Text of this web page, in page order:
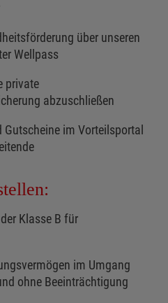
über unseren
Wellpass
private
abzuschließen
Gutscheine im Vorteilsportal
Klasse B für
im Umgang
ohne Beeinträchtigung